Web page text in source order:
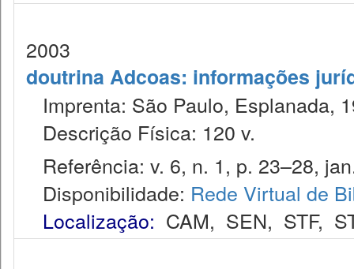
2003
doutrina Adcoas: informações
Imprenta: São Paulo, Esplanada,
Descrição Física: 120 v.
Referência: v. 6, n. 1, p. 23–28,
Disponibilidade: Rede Virtual de
Localização: CAM, SEN, STF,